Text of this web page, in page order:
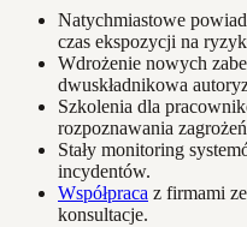
Natychmiastowe
czas ekspozycji na
Wdrożenie nowych
dwuskładnikowa
Szkolenia dla
rozpoznawania
Stały monitoring
incydentów.
Współpraca z firmami
konsultacje.